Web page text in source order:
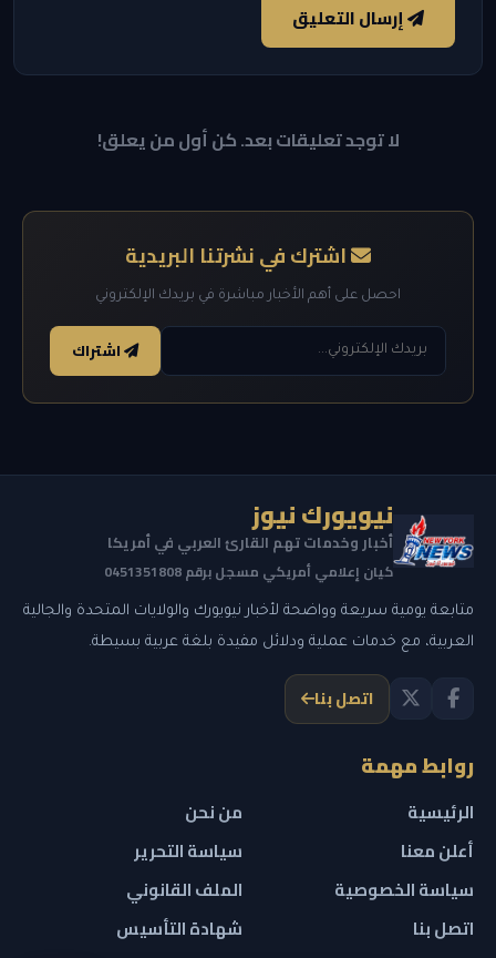
إرسال التعليق
لا توجد تعليقات بعد. كن أول من يعلق!
اشترك في نشرتنا البريدية
احصل على أهم الأخبار مباشرة في بريدك الإلكتروني
اشتراك
نيويورك نيوز
أخبار وخدمات تهم القارئ العربي في أمريكا
كيان إعلامي أمريكي مسجل برقم 0451351808
متابعة يومية سريعة وواضحة لأخبار نيويورك والولايات المتحدة والجالية
العربية، مع خدمات عملية ودلائل مفيدة بلغة عربية بسيطة.
اتصل بنا
روابط مهمة
الرئيسية
من نحن
أعلن معنا
سياسة التحرير
سياسة الخصوصية
الملف القانوني
اتصل بنا
شهادة التأسيس